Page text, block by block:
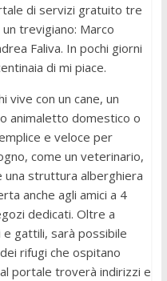
di servizi gratuito tre
trevigiano: Marco
Faliva. In pochi giorni
di mi piace.
vive con un cane, un
animaletto domestico o
e veloce per
come un veterinario,
una struttura alberghiera
anche agli amici a 4
dedicati. Oltre a
gattili, sarà possibile
rifugi che ospitano
portale troverà indirizzi e